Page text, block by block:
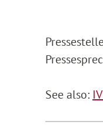
See also: